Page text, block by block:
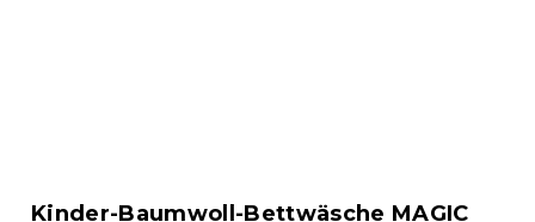
Kinder-Baumwoll-Bettwäsche MAGIC